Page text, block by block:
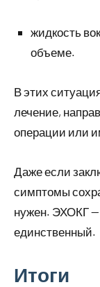
жидкость
объеме.
В этих
лечение,
операции или
Даже если
симптомы
нужен. ЭХОКГ —
единственный.
Итоги